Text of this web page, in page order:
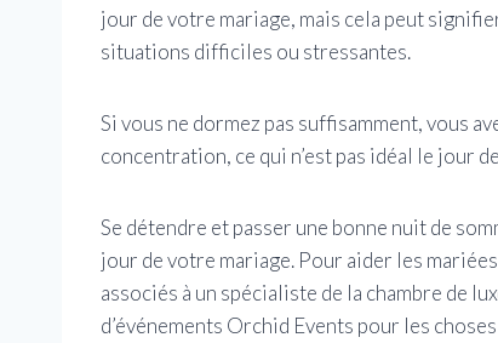
jour de votre mariage, mais cela peut
situations difficiles ou stressantes.
Si vous ne dormez pas suffisamment, vous
concentration, ce qui n’est pas idéal le jour
Se détendre et passer une bonne nuit de
jour de votre mariage. Pour aider les
associés à un spécialiste de la chambre de
d’événements Orchid Events pour les